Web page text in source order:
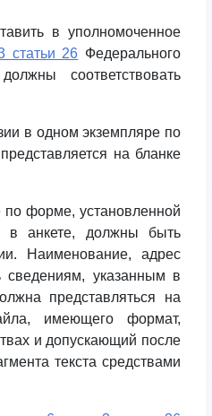
в уполномоченное
статьи 26 Федерального
соответствовать
в одном экземпляре по
на бланке
по форме, установленной
в анкете, должны быть
Наименование, адрес
сведениям, указанным в
представляться на
имеющего формат,
и допускающий после
текста средствами